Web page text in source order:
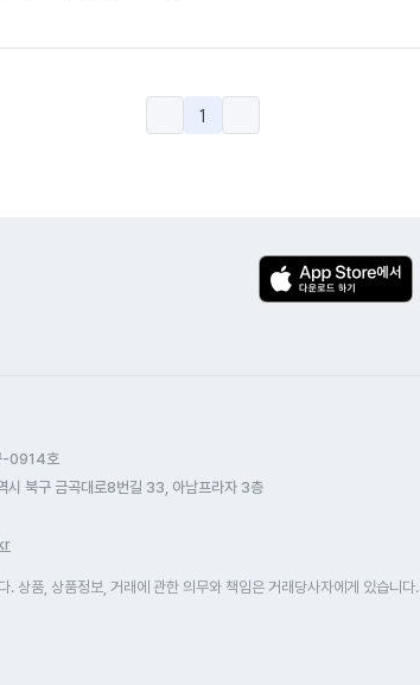
1
-0914호
시 북구 금곡대로8번길 33, 아남프라자 3층
상품, 상품정보, 거래에 관한 의무와 책임은 거래당사자에게 있습니다.